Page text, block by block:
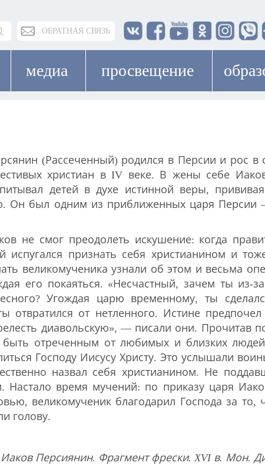
ОБРАТНАЯ СВЯЗЬ
медиа просвещение
(Рассеченный) родился в Персии и рос в
христиан в IV веке. В жены себе
детей в духе истинной веры,
Он был одним из приближенных царя Персии
не смог преодолеть искушение: когда
испугался признать себя христианином и
великомученика узнали об этом и весьма
его покаяться. «Несчастный, зачем ты из-
Угождая царю временному, ты
отвратился от нетленного. Истине
диавольскую», — писали они. Прочитав
быть отреченным от любимых и близких
Господу Иисусу Христу. Это услышали
назвал себя христианином. Не
Настало время мучений: по приказу царя
великомученик благодарил Господа за то,
голову.
Персиянин. Фрагмент фрески. XVI в. Мон.